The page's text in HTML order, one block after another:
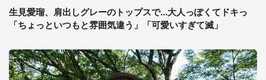
生見愛瑠、肩出しグレーのトップスで...大人っぽくてドキっ
「ちょっといつもと雰囲気違う」「可愛いすぎて滅」